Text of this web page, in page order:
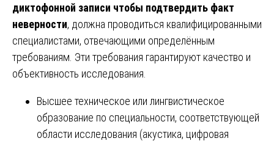
диктофонной записи чтобы подтвердить факт
неверности, должна проводиться квалифицированными
специалистами, отвечающими определённым
требованиям. Эти требования гарантируют качество и
объективность исследования.
Высшее техническое или лингвистическое
образование по специальности, соответствующей
области исследования (акустика, цифровая